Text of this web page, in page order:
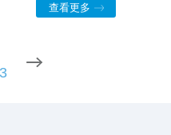
查看更多
3